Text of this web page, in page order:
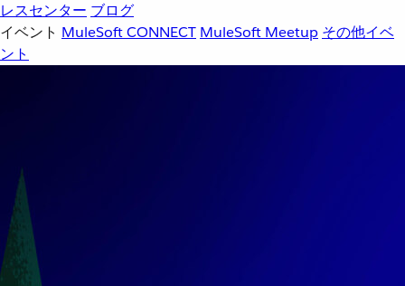
レスセンター ブログ
イベント MuleSoft CONNECT MuleSoft Meetup その他イベ
ント